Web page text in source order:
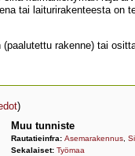
tai laiturirakenteesta
rakenne) tai
)
Muu tunniste
Rautatieinfra: Asemarakennus
Sekalaiset: Työmaa